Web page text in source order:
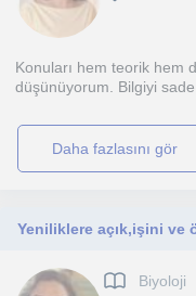
Konuları hem teorik hem
düşünüyorum. Bilgiyi sade
daha fazlasını gör
Biyoloji